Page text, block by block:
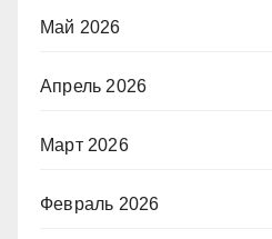
Май 2026
Апрель 2026
Март 2026
Февраль 2026